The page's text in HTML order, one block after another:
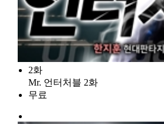
2화
Mr. 언터처블 2화
무료